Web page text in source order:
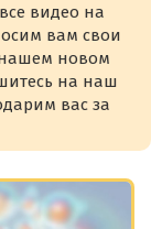
видео на
вам свои
новом
на наш
вас за